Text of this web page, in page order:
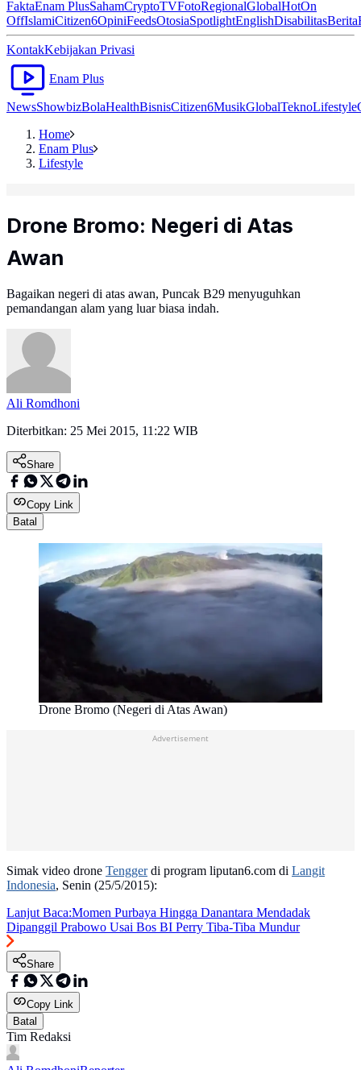
FaktaEnam PlusSahamCryptoTVFotoRegionalGlobalHotOn
OffIslamiCitizen6OpiniFeedsOtosiaSpotlightEnglishDisabilitasBerita
KontakKebijakan Privasi
Enam Plus
NewsShowbizBolaHealthBisnisCitizen6MusikGlobalTeknoLifestyle
Home
Enam Plus
Lifestyle
Drone Bromo: Negeri di Atas
Awan
Bagaikan negeri di atas awan, Puncak B29 menyuguhkan
pemandangan alam yang luar biasa indah.
Ali Romdhoni
Diterbitkan: 25 Mei 2015, 11:22 WIB
Share
Copy Link
Batal
Drone Bromo (Negeri di Atas Awan)
Advertisement
Simak video drone Tenggerdi program liputan6.com di Langit
Indonesia, Senin (25/5/2015):
Lanjut Baca:Momen Purbaya Hingga Danantara Mendadak
Dipanggil Prabowo Usai Bos BI Perry Tiba-Tiba Mundur
Share
Copy Link
Batal
Tim Redaksi